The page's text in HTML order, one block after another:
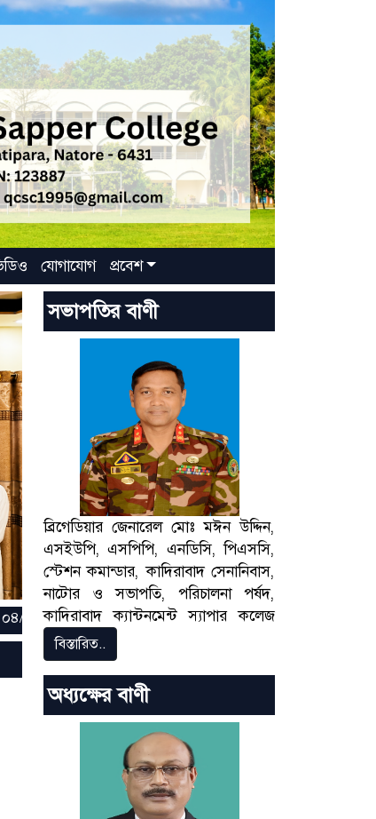
যোগাযোগ প্রবেশ
তারিখ হতে ০৫/০৩/২০২৬ তারিখ পর্যন্ত বিতরণ করা হবে
সভাপতির বাণী
ব্রিগেডিয়ার জেনারেল মোঃ মঈন উদ্দিন,
এসইউপি, এসপিপি, এনডিসি, পিএসসি,
স্টেশন কমান্ডার, কাদিরাবাদ সেনানিবাস,
নাটোর ও সভাপতি, পরিচালনা পর্ষদ,
কাদিরাবাদ ক্যান্টনমেন্ট স্যাপার কলেজ
বিস্তারিত..
অধ্যক্ষের বাণী